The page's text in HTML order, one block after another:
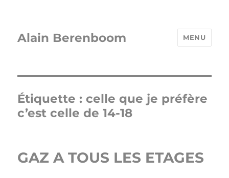
Alain Berenboom MENU
Étiquette :celle que je préfère
c’est celle de 14-18
GAZ A TOUS LES ETAGES